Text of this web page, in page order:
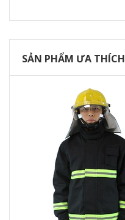
SẢN PHẨM ƯA THÍCH